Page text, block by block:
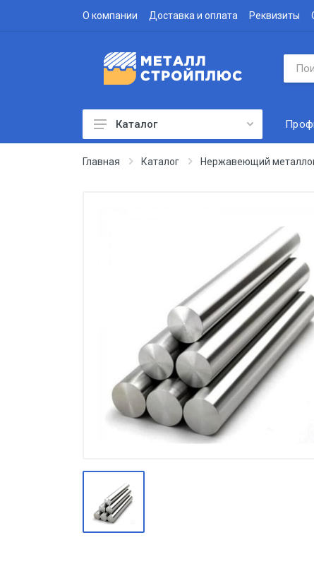
О компании Доставка и оплата Реквизиты
Профнастил
Производство
Штакетник
Черный металлопрокат
Нержавеющий металлопрокат
метизы
Оцинкованный металлопрокат
Запорная арматура
Каталог
Главная Каталог Нержавеющий